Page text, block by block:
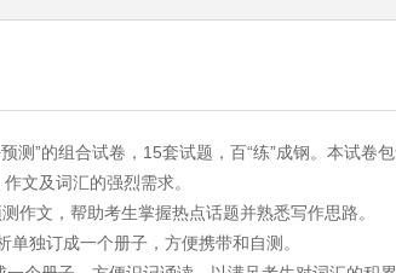
测”的组合试卷，15套试题，百“练”成钢。本试
文及词汇的强烈需求。
作文，帮助考生掌握热点话题并熟悉写作思路。
单独订成一个册子，方便携带和自测。